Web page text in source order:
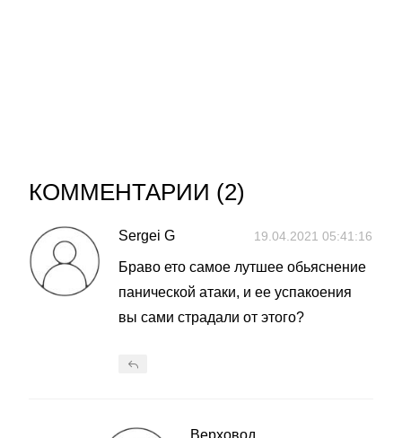
КОММЕНТАРИИ (2)
Sergei G 19.04.2021 05:41:16
Браво ето самое лутшее обьяснение
панической атаки, и ее успакоения
вы сами страдали от этого?
Верховод